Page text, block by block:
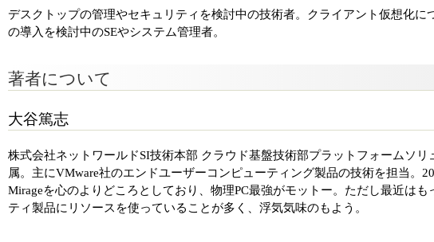
デスクトップの管理やセキュリティを検討中の技術者。クライアント仮想化
の導入を検討中のSEやシステム管理者。
著者について
大谷篤志
株式会社ネットワールドSI技術本部 クラウド基盤技術部プラットフォームソリ
属。主にVMware社のエンドユーザーコンピューティング製品の技術を担当。
Mirageを心のよりどころとしており、物理PC最強がモットー。ただし最近はも
ティ製品にリソースを使っていることが多く、浮気気味のもよう。